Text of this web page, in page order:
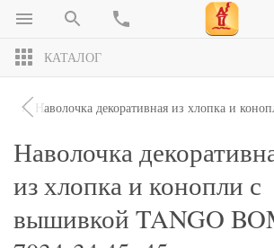
КАТАЛОГ
Наволочка декоративная из хлопка и
Наволочка
из хлопка и конопли с
вышивкой TANGO